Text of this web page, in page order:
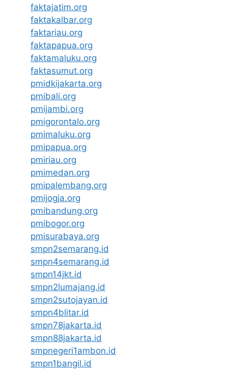
faktajatim.org
faktakalbar.org
faktariau.org
faktapapua.org
faktamaluku.org
faktasumut.org
pmidkijakarta.org
pmibali.org
pmijambi.org
pmigorontalo.org
pmimaluku.org
pmipapua.org
pmiriau.org
pmimedan.org
pmipalembang.org
pmijogja.org
pmibandung.org
pmibogor.org
pmisurabaya.org
smpn2semarang.id
smpn4semarang.id
smpn14jkt.id
smpn2lumajang.id
smpn2sutojayan.id
smpn4blitar.id
smpn78jakarta.id
smpn88jakarta.id
smpnegeri1ambon.id
smpn1bangil.id